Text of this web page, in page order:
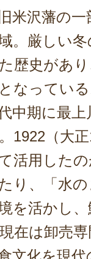
米沢藩の
。厳しい
歴史があ
なってい
中期に最
1922（大
活用した
り、「水
を活かし
在は卸売